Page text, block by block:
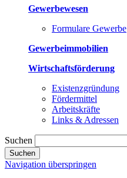
Gewerbewesen
Formulare Gewerbe
Gewerbeimmobilien
Wirtschaftsförderung
Existenzgründung
Fördermittel
Arbeitskräfte
Links & Adressen
Suchen
Suchen
Navigation überspringen